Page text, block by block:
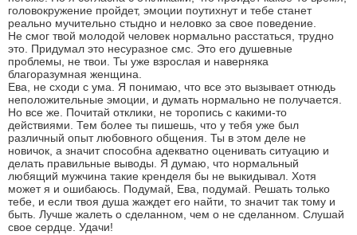
головокружение пройдет, эмоции поутихнут и тебе станет
реально мучительно стыдно и неловко за свое поведение.
Не смог твой молодой человек нормально расстаться, трудно
это. Придумал это несуразное смс. Это его душевные
проблемы, не твои. Ты уже взрослая и наверняка
благоразумная женщина.
Ева, не сходи с ума. Я понимаю, что все это вызывает отнюдь
неположительные эмоции, и думать нормально не получается.
Но все же. Почитай отклики, не торопись с какими-то
действиями. Тем более ты пишешь, что у тебя уже был
различный опыт любовного общения. Ты в этом деле не
новичок, а значит способна адекватно оценивать ситуацию и
делать правильные выводы. Я думаю, что нормальный
любящий мужчина такие кренделя бы не выкидывал. Хотя
может я и ошибаюсь. Подумай, Ева, подумай. Решать только
тебе, и если твоя душа жаждет его найти, то значит так тому и
быть. Лучше жалеть о сделанном, чем о не сделанном. Слушай
свое сердце. Удачи!